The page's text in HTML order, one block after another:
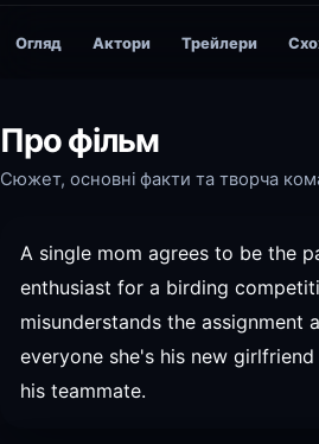
Огляд Актори Трейлери
Про фільм
Сюжет, основні факти та творча
A single mom agrees to be the
enthusiast for a birding
misunderstands the assignment
everyone she's his new
his teammate.